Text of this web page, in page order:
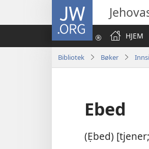
JW.ORG
HJEM
Bibliotek Bøker
Ebed
(Ẹbed)